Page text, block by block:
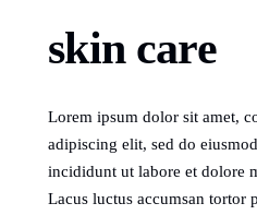
skin care
Lorem ipsum dolor sit amet,
adipiscing elit, sed do
incididunt ut labore et dolore
Lacus luctus accumsan tortor